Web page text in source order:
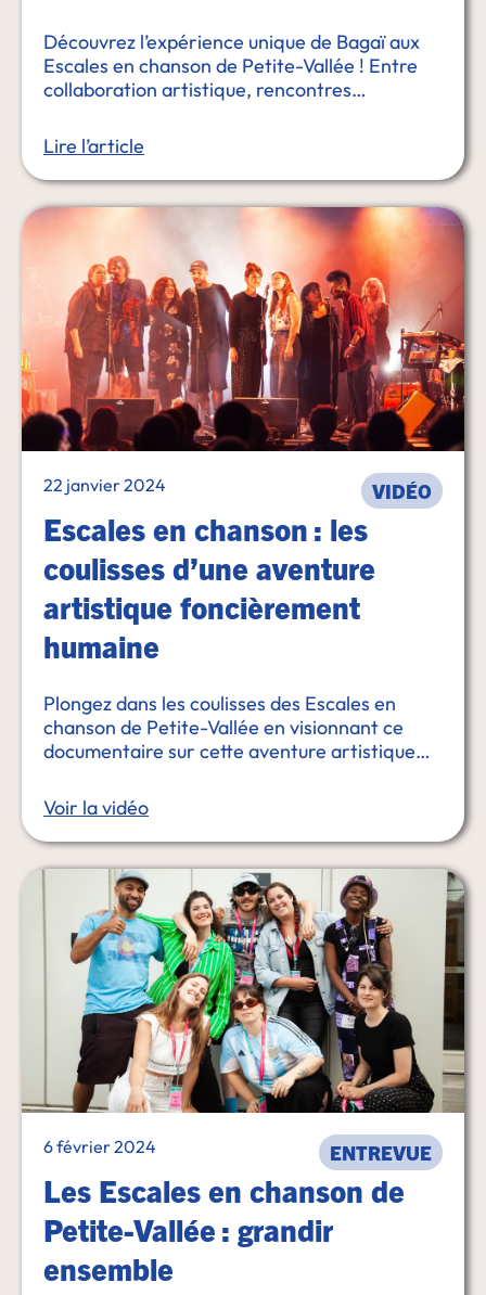
Découvrez l’expérience unique de Bagaï aux
Escales en chanson de Petite-Vallée ! Entre
collaboration artistique, rencontres
partage son parcours, son évolution et
l’impact de cette aventure sur son prochain …
Lire l’article
22 janvier 2024 VIDÉO
Escales en chanson : les
coulisses d’une aventure
artistique foncièrement
humaine
Plongez dans les coulisses des Escales en
chanson de Petite-Vallée en visionnant ce
documentaire sur cette aventure artistique
Voir la vidéo
6 février 2024 ENTREVUE
Les Escales en chanson de
Petite-Vallée : grandir
ensemble